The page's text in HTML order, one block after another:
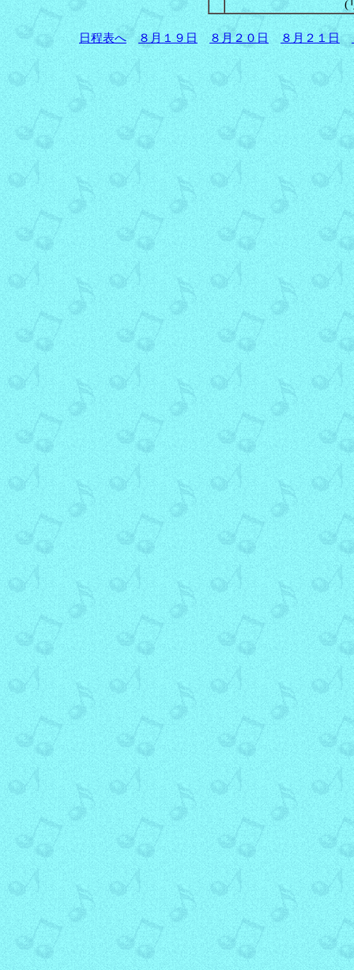
(
日程表へ ８月１９日 ８月２０日 ８月２１日